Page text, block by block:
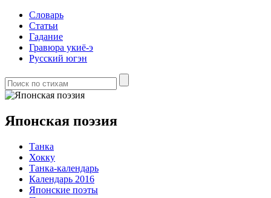
Словарь
Статьи
Гадание
Гравюра укиё-э
Русский югэн
Японская поэзия
Танка
Хокку
Танка-календарь
Календарь 2016
Японские поэты